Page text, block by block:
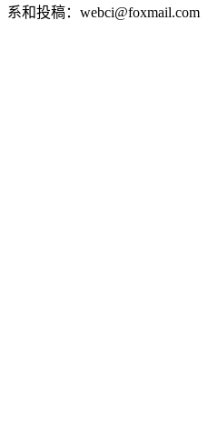
系和投稿：webci@foxmail.com